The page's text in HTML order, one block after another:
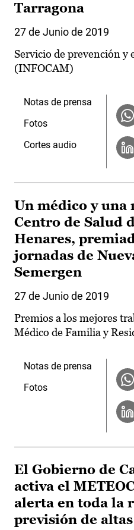
Tarragona
27 de Junio de 2019
Servicio de prevención y
(INFOCAM)
Notas de prensa
Fotos
Cortes audio
Un médico y una
Centro de Salud
Henares,
jornadas de
Semergen
27 de Junio de 2019
Premios a los mejores
Médico de Familia y
Notas de prensa
Fotos
El Gobierno de
activa el
alerta en toda la
previsión de